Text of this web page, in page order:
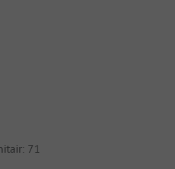
Staanplaatsen met privésanitair: 71